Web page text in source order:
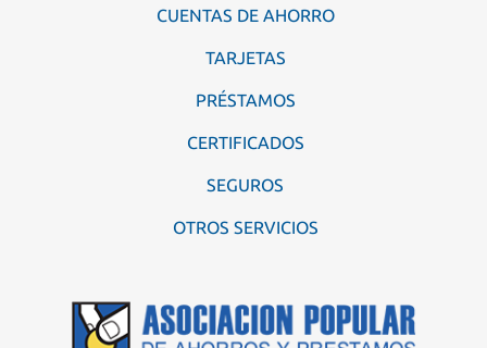
CUENTAS DE AHORRO
TARJETAS
PRÉSTAMOS
CERTIFICADOS
SEGUROS
OTROS SERVICIOS